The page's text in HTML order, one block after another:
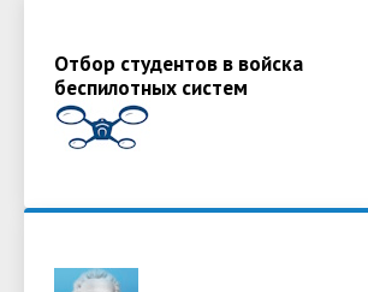
Отбор студентов в войска
беспилотных систем